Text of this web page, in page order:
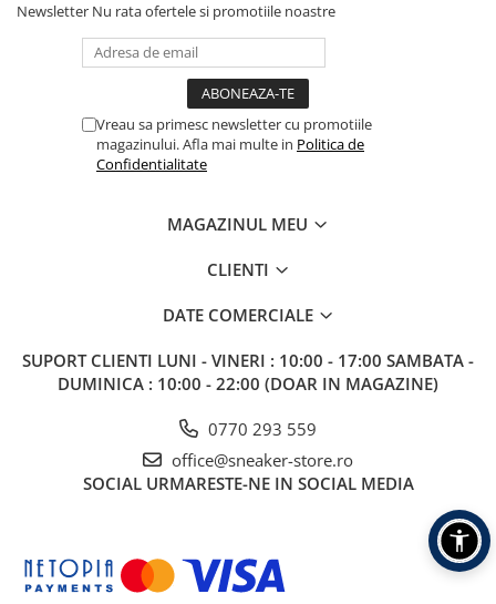
Newsletter Nu rata ofertele si promotiile noastre
Vreau sa primesc newsletter cu promotiile
magazinului. Afla mai multe in Politica de
Confidentialitate
MAGAZINUL MEU
CLIENTI
DATE COMERCIALE
SUPORT CLIENTI LUNI - VINERI : 10:00 - 17:00 SAMBATA -
DUMINICA : 10:00 - 22:00 (DOAR IN MAGAZINE)
0770 293 559
office@sneaker-store.ro
SOCIAL URMARESTE-NE IN SOCIAL MEDIA